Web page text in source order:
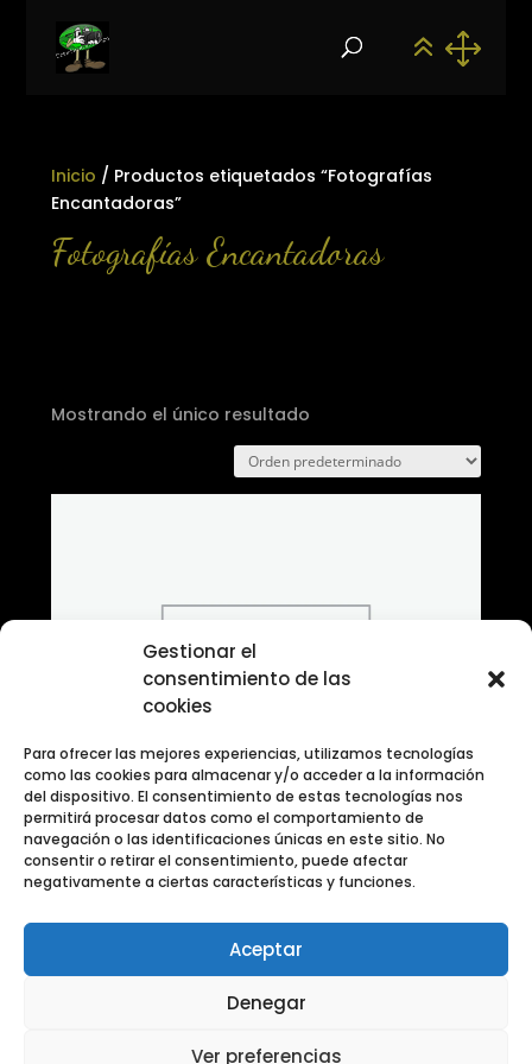
Gestionar el
consentimiento de las
cookies
Para ofrecer las mejores experiencias, utilizamos tecnologías
como las cookies para almacenar y/o acceder a la información
del dispositivo. El consentimiento de estas tecnologías nos
permitirá procesar datos como el comportamiento de
navegación o las identificaciones únicas en este sitio. No
consentir o retirar el consentimiento, puede afectar
negativamente a ciertas características y funciones.
Aceptar
Denegar
Ver preferencias
Inicio / Productos etiquetados “Fotografías
Encantadoras”
Fotografías Encantadoras
Mostrando el único resultado
Banco de Fotografias ANIMALES